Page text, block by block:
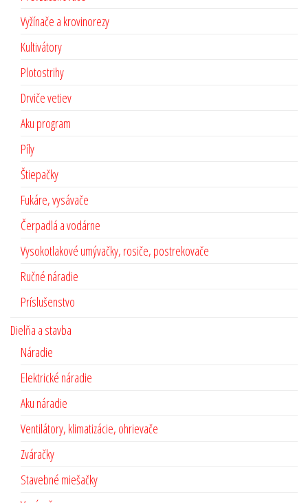
Vyžínače a krovinorezy
Kultivátory
Plotostrihy
Drviče vetiev
Aku program
Píly
Štiepačky
Fukáre, vysávače
Čerpadlá a vodárne
Vysokotlakové umývačky, rosiče, postrekovače
Ručné náradie
Príslušenstvo
Dielňa a stavba
Náradie
Elektrické náradie
Aku náradie
Ventilátory, klimatizácie, ohrievače
Zváračky
Stavebné miešačky